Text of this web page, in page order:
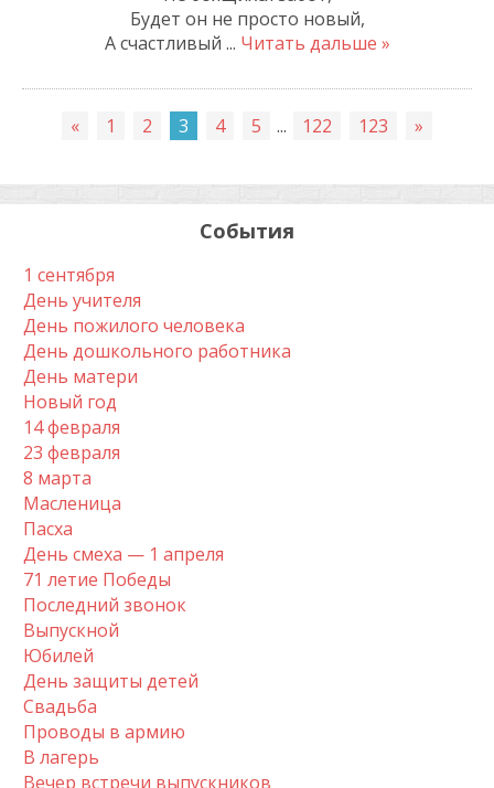
Будет он не просто новый,
А счастливый ... Читать дальше »
« 1 2 3 4 5 ... 122 123 »
События
1 сентября
День учителя
День пожилого человека
День дошкольного работника
День матери
Новый год
14 февраля
23 февраля
8 марта
Масленица
Пасха
День смеха — 1 апреля
71 летие Победы
Последний звонок
Выпускной
Юбилей
День защиты детей
Свадьба
Проводы в армию
В лагерь
Вечер встречи выпускников